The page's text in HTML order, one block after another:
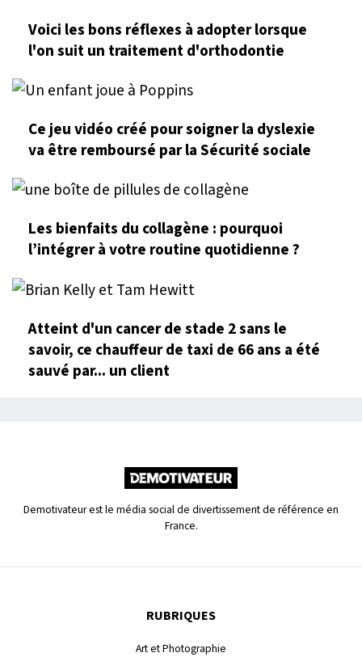
Voici les bons réflexes à adopter lorsque
l'on suit un traitement d'orthodontie
Ce jeu vidéo créé pour soigner la dyslexie
va être remboursé par la Sécurité sociale
Les bienfaits du collagène : pourquoi
l’intégrer à votre routine quotidienne ?
Atteint d'un cancer de stade 2 sans le
savoir, ce chauffeur de taxi de 66 ans a été
sauvé par... un client
Demotivateur est le média social de divertissement de référence en
France.
RUBRIQUES
Art et Photographie